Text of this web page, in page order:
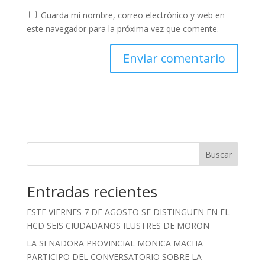
Guarda mi nombre, correo electrónico y web en
este navegador para la próxima vez que comente.
Buscar
Entradas recientes
ESTE VIERNES 7 DE AGOSTO SE DISTINGUEN EN EL
HCD SEIS CIUDADANOS ILUSTRES DE MORON
LA SENADORA PROVINCIAL MONICA MACHA
PARTICIPO DEL CONVERSATORIO SOBRE LA